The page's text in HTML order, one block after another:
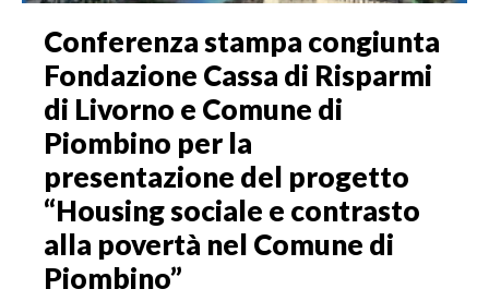
Conferenza stampa congiunta
Fondazione Cassa di Risparmi
di Livorno e Comune di
Piombino per la
presentazione del progetto
“Housing sociale e contrasto
alla povertà nel Comune di
Piombino”